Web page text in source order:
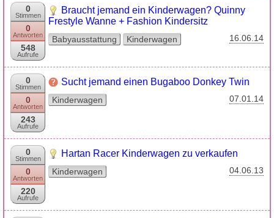
0
Stimmen
0
Antworten
548
Aufrufe
Braucht jemand ein Kinderwagen? Quinny
Frestyle Wanne + Fashion Kindersitz
Babyausstattung Kinderwagen 16.06.14
0
Stimmen
0
Antworten
243
Aufrufe
Sucht jemand einen Bugaboo Donkey Twin
Kinderwagen 07.01.14
0
Stimmen
0
Antworten
220
Aufrufe
Hartan Racer Kinderwagen zu verkaufen
Kinderwagen 04.06.13